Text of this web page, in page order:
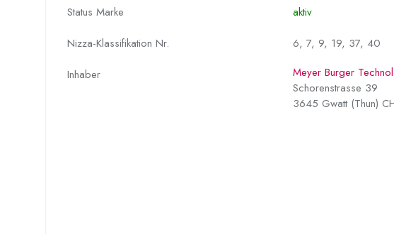
Status Marke
aktiv
Nizza-Klassifikation Nr.
6, 7, 9, 19, 37, 40
Inhaber
Meyer Burger
Schorenstrasse 39
3645 Gwatt (Thun)